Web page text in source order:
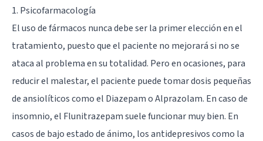
1. Psicofarmacología
Eluso de fármacos nunca debe ser la primer elección en el
tratamiento, puesto que el paciente no mejorará si no se
ataca al problema en su totalidad. Pero en ocasiones, para
reducir el malestar, el paciente puede tomar dosis pequeñas
de ansiolíticos como el Diazepam o Alprazolam. En caso de
insomnio, el Flunitrazepam suele funcionar muy bien. En
casos de bajo estado de ánimo, los antidepresivos como la